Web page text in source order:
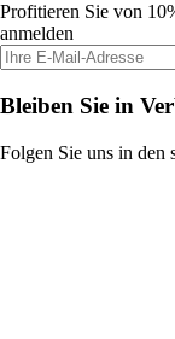
Profitieren Sie von
anmelden
Bleiben Sie in
Folgen Sie uns in den